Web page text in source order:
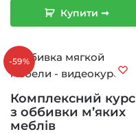
Купити ➞
-59%
Комплексний курс
з оббивки м’яких
меблів